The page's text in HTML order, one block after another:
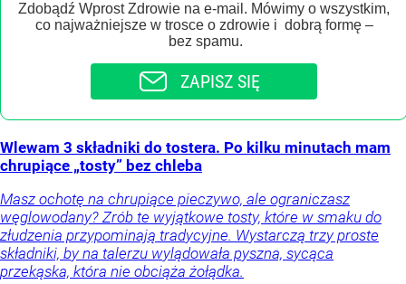
Zdobądź Wprost Zdrowie na e-mail. Mówimy o wszystkim,
co najważniejsze w trosce o zdrowie i dobrą formę –
bez spamu.
ZAPISZ SIĘ
Wlewam 3 składniki do tostera. Po kilku minutach mam
chrupiące „tosty” bez chleba
Masz ochotę na chrupiące pieczywo, ale ograniczasz
węglowodany? Zrób te wyjątkowe tosty, które w smaku do
złudzenia przypominają tradycyjne. Wystarczą trzy proste
składniki, by na talerzu wylądowała pyszna, sycąca
przekąska, która nie obciąża żołądka.